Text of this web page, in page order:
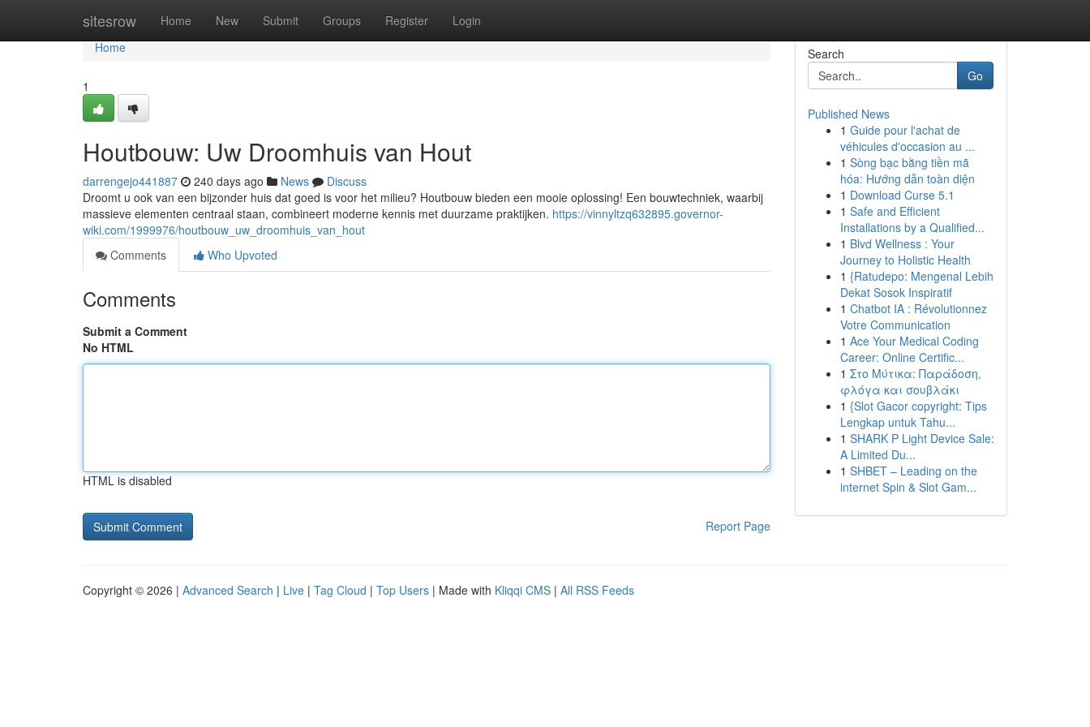
sitesrow Home New Submit Groups Register Login
Home
Home
1
Houtbouw: Uw Droomhuis van Hout
darrengejo441887 240 days ago News
Discuss
Droomt u ook van een bijzonder huis dat goed is voor het milieu? Houtbouw bieden een mooie oplossing! Een bouwtechniek, waarbij
massieve elementen centraal staan, combineert moderne kennis met duurzame praktijken. https://vinnyltzq632895.governor-
wiki.com/1999976/houtbouw_uw_droomhuis_van_hout
Comments
Who Upvoted
Comments
Submit a Comment
No HTML
HTML is disabled
Report Page
Search
Go
Published News
1 Guide pour l'achat de
véhicules d'occasion au ...
1 Sòng bạc bằng tiền mã
hóa: Hướng dẫn toàn diện
1 Download Curse 5.1
1 Safe and Efficient
Installations by a Qualified...
1 Blvd Wellness : Your
Journey to Holistic Health
1 {Ratudepo: Mengenal Lebih
Dekat Sosok Inspiratif
1 Chatbot IA : Révolutionnez
Votre Communication
1 Ace Your Medical Coding
Career: Online Certific...
1 Στο Μύτικα: Παράδοση,
φλόγα και σουβλάκι
1 {Slot Gacor copyright: Tips
Lengkap untuk Tahu...
1 SHARK P Light Device Sale:
A Limited Du...
1 SHBET – Leading on the
internet Spin & Slot Gam...
Copyright © 2026 | Advanced Search | Live | Tag Cloud | Top Users | Made with Kliqqi CMS | All RSS Feeds